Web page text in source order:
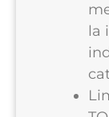
la